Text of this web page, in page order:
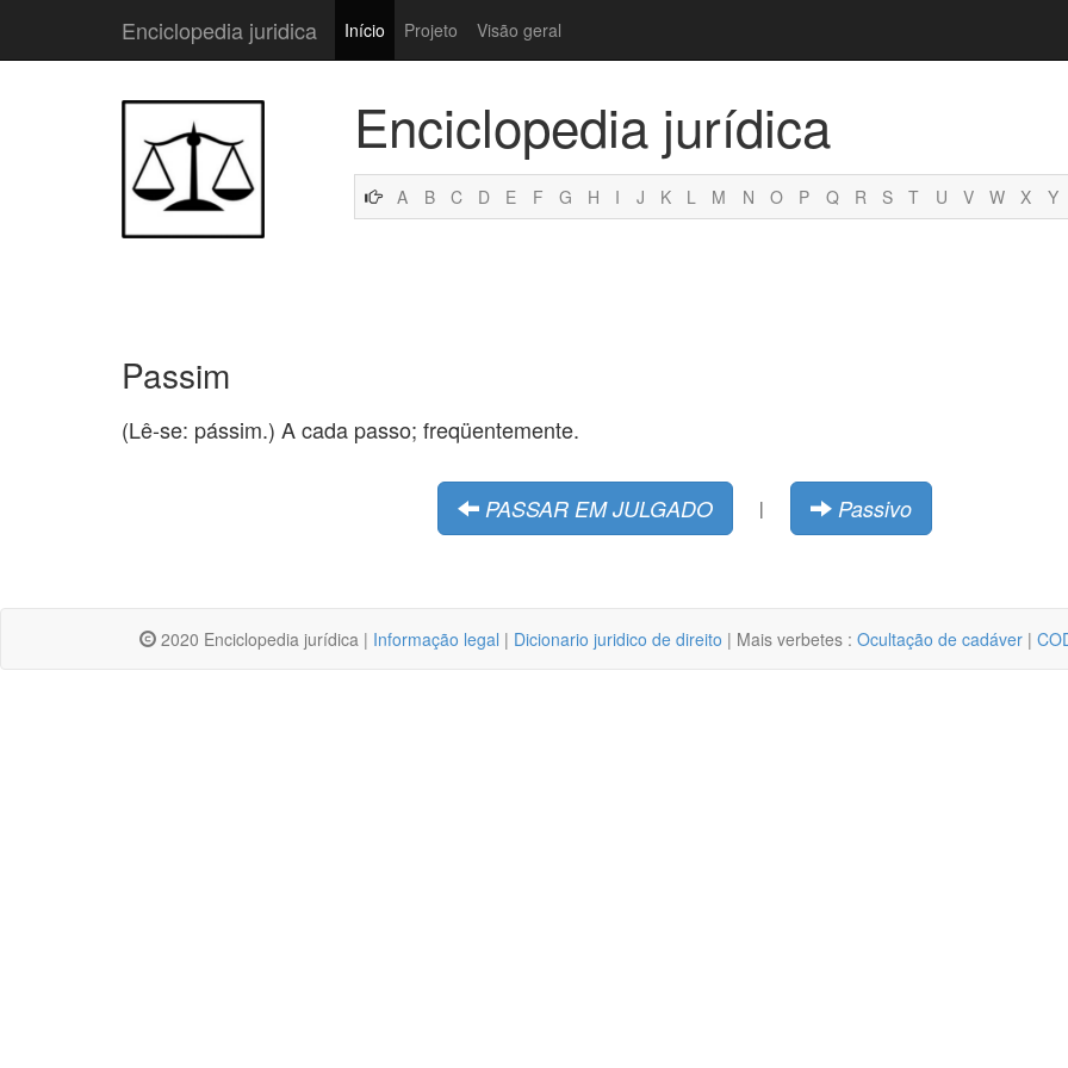
Enciclopedia juridica Início Projeto Visão geral
Enciclopedia jurídica
A B C D E F G H I J K L M N O P Q R S T U V W X Y
Passim
(Lê-se: pássim.) A cada passo; freqüentemente.
PASSAR EM JULGADO | Passivo
2020 Enciclopedia jurídica | Informação legal | Dicionario juridico de direito | Mais verbetes : Ocultação de cadáver |